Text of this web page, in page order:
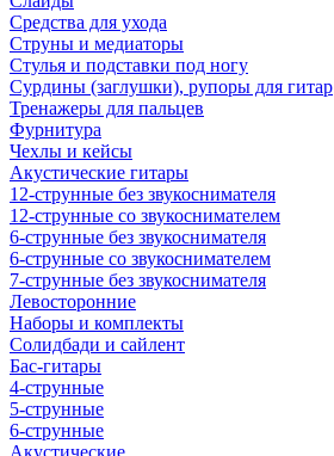
Средства для ухода
Струны и медиаторы
Стулья и подставки под ногу
Сурдины (заглушки), рупоры для гитар
Тренажеры для пальцев
Фурнитура
Чехлы и кейсы
Акустические гитары
12-струнные без звукоснимателя
12-струнные со звукоснимателем
6-струнные без звукоснимателя
6-струнные со звукоснимателем
7-струнные без звукоснимателя
Левосторонние
Наборы и комплекты
Солидбади и сайлент
Бас-гитары
4-струнные
5-струнные
6-струнные
Акустические